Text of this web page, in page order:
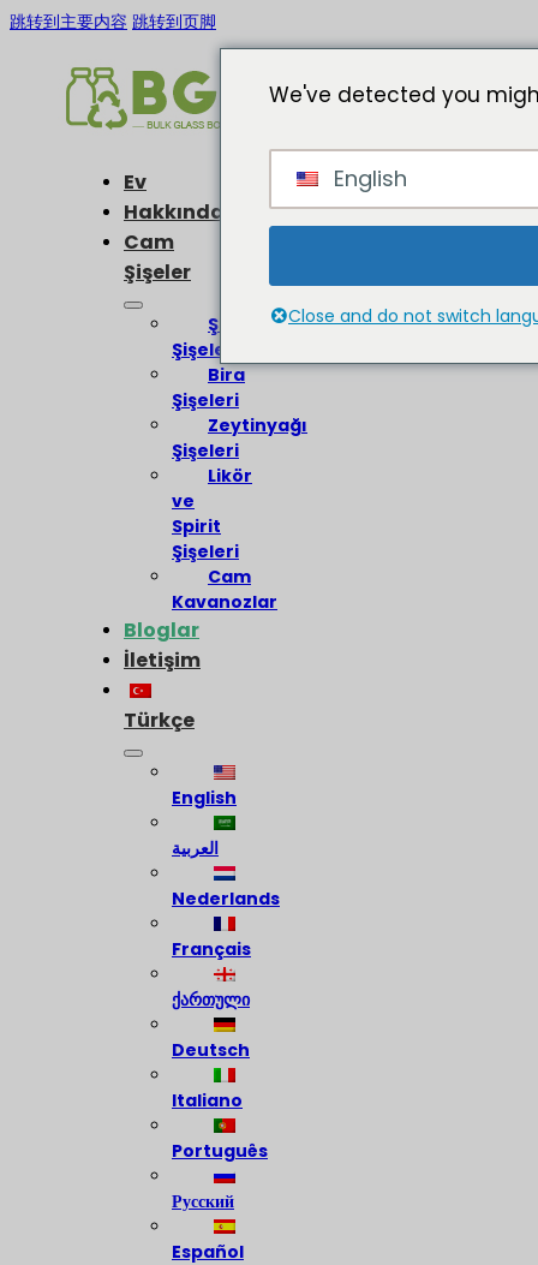
跳转到主要内容 跳转到页脚
Ev
Hakkında
Cam
Şişeler
Şarap
Şişeleri
Bira
Şişeleri
Zeytinyağı
Şişeleri
Likör
ve
Spirit
Şişeleri
Cam
Kavanozlar
Bloglar
İletişim
Türkçe
English
العربية
Nederlands
Français
ქართული
Deutsch
Italiano
Português
Русский
Español
We've detected you
English
Close and do not switch